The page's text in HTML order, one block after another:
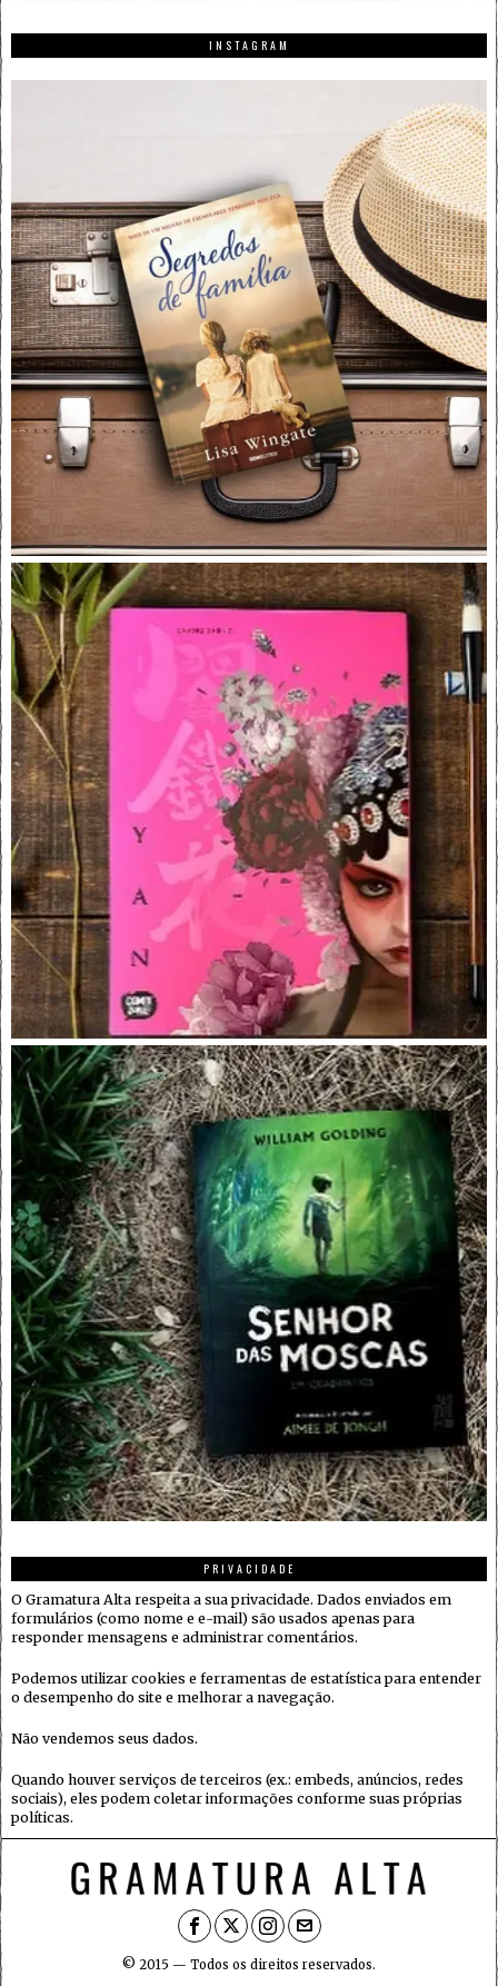
INSTAGRAM
PRIVACIDADE
O Gramatura Alta respeita a sua privacidade. Dados enviados em
formulários (como nome e e-mail) são usados apenas para
responder mensagens e administrar comentários.
Podemos utilizar cookies e ferramentas de estatística para entender
o desempenho do site e melhorar a navegação.
Não vendemos seus dados.
Quando houver serviços de terceiros (ex.: embeds, anúncios, redes
sociais), eles podem coletar informações conforme suas próprias
políticas.
© 2015 — Todos os direitos reservados.